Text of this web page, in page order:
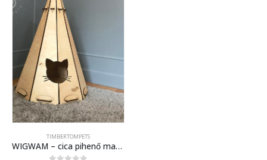
TIMBERTOMPETS
WIGWAM – cica pihenő macskafej alakú bejárattal